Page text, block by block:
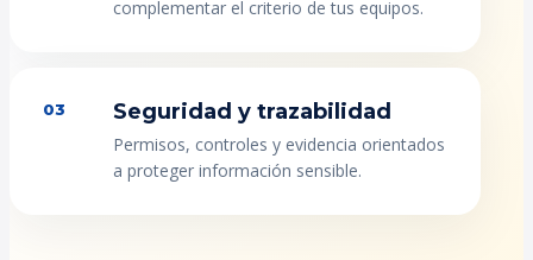
complementar el criterio de tus equipos.
03 Seguridad y trazabilidad
Permisos, controles y evidencia orientados
a proteger información sensible.